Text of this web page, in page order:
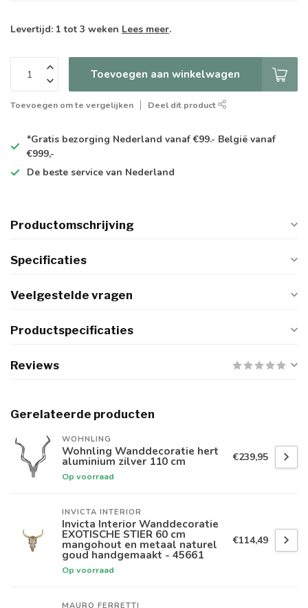
Levertijd: 1 tot 3 weken Lees meer.
Toevoegen aan winkelwagen
Toevoegen om te vergelijken Deel dit product
*Gratis bezorging Nederland vanaf €99.- België vanaf
€999,-
De beste service van Nederland
Productomschrijving
Specificaties
Veelgestelde vragen
Productspecificaties
Reviews
Gerelateerde producten
WOHNLING
Wohnling Wanddecoratie hert
aluminium zilver 110 cm
Op voorraad
€239,95
INVICTA INTERIOR
Invicta Interior Wanddecoratie
EXOTISCHE STIER 60 cm
mangohout en metaal naturel
goud handgemaakt - 45661
Op voorraad
€114,49
MAURO FERRETTI